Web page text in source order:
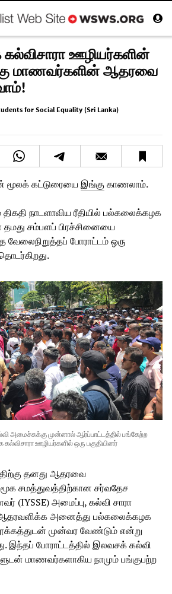
ஊழியர்களின்
மாணவர்களின் ஆதரவை
for Social Equality (Sri Lanka)
மூலக் கட்டுரையை இங்குகாணலாம்.
நாடளாவிய ரீதியில் பல்கலைக்கழக
சம்பளப் பிரச்சினையை
போராட்டம் ஒரு
அமைச்சுக்கு முன்னால் ஆர்ப்பாட்டத்தில் பங்கேற்ற
ஊழியர்களில் ஒரு பகுதியினர்
தனது ஆதரவை
சமத்துவத்திற்கான சர்வதேச
(IYSSE) அமைப்பு, கல்வி சாரா
ஆதரவளிக்க அனைத்து பல்கலைக்கழக
முன்வர வேண்டும் என்று
இந்தப் போராட்டத்தில் இலவசக் கல்வி
மாணவர்களாகிய நாமும் பங்குபற்ற